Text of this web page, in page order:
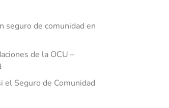
seguro de comunidad en
de la OCU –
el Seguro de Comunidad